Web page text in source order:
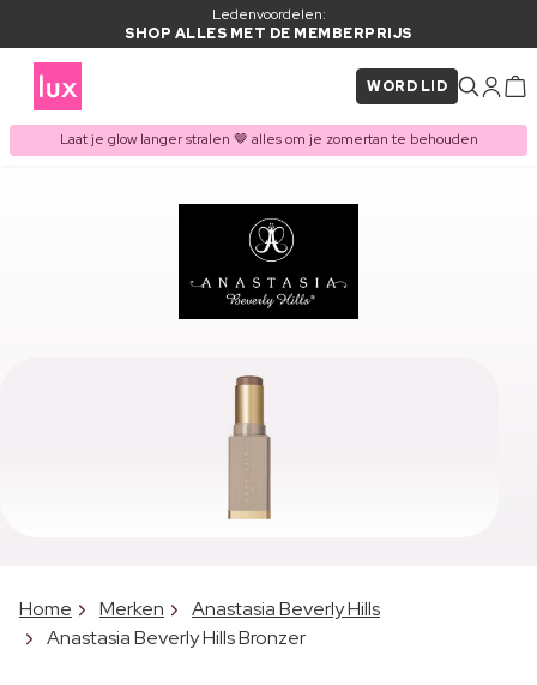
Ledenvoordelen:
SHOP ALLES MET DE MEMBERPRIJS
WORD LID
Laat je glow langer stralen 🤎 alles om je zomertan te behouden
Home Merken
Anastasia Beverly Hills
Anastasia Beverly Hills Bronzer